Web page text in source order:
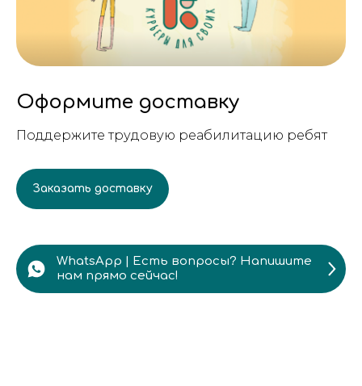
Оформите доставку
Поддержите трудовую реабилитацию ребят
Заказать доставку
WhatsApp | Есть вопросы? Напишите
нам прямо сейчас!